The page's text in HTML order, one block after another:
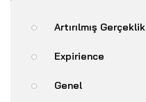
Artırılmış Gerçeklik
Expirience
Genel